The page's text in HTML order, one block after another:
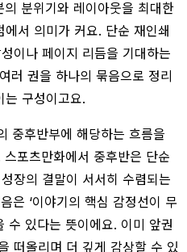
분위기와 레이아웃을 최대한
서 의미가 커요. 단순 재인쇄
이나 페이지 리듬을 기대하는
러 권을 하나의 묶음으로 정리
는 구성이고요.
중후반부에 해당하는 흐름을
포츠만화에서 중후반은 단순
장의 결말이 서서히 수렴되는
은 ‘이야기의 핵심 감정선이 무
수 있다는 뜻이에요. 이미 앞권
떠올리며 더 깊게 감상할 수 있